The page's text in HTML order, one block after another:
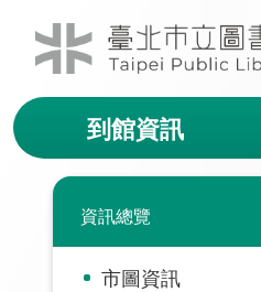
跳到主要內容區塊
到館資訊
資訊總覽
市圖資訊